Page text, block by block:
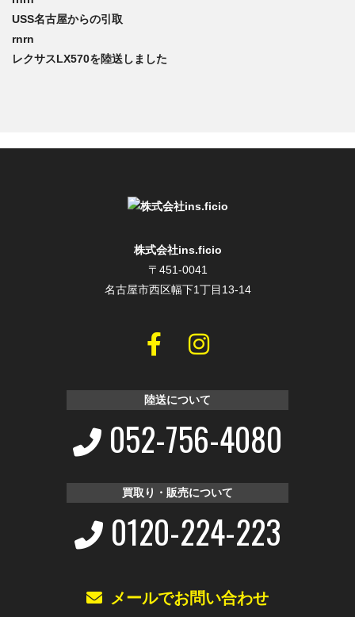
USS名古屋からの引取
rnrn
レクサスLX570を陸送しました
株式会社ins.ficio
〒451-0041
名古屋市西区幅下1丁目13-14
陸送について
052-756-4080
買取り・販売について
0120-224-223
メールでお問い合わせ